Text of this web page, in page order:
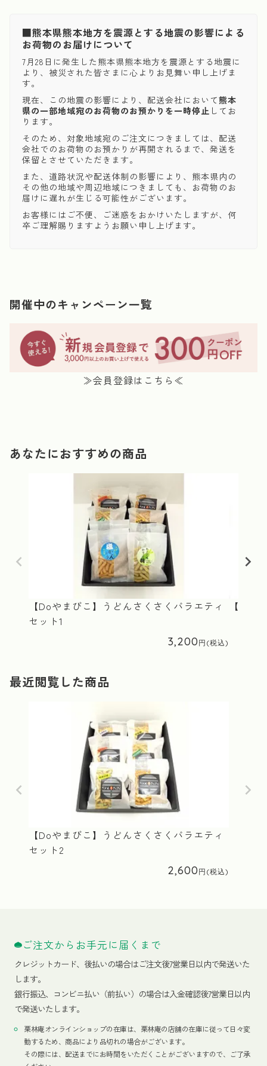
■熊本県熊本地方を震源とする地震の影響による
お荷物のお届けについて
7月28日に発生した熊本県熊本地方を震源とする地震に
より、被災された皆さまに心よりお見舞い申し上げま
す。
現在、この地震の影響により、配送会社において熊本
県の一部地域宛のお荷物のお預かりを一時停止 してお
ります。
そのため、対象地域宛のご注文につきましては、配送
会社でのお荷物のお預かりが再開されるまで、発送を
保留とさせていただきます。
また、道路状況や配送体制の影響により、熊本県内の
その他の地域や周辺地域につきましても、お荷物のお
届けに遅れが生じる可能性がございます。
お客様にはご不便、ご迷惑をおかけいたしますが、何
卒ご理解賜りますようお願い申し上げます。
開催中のキャンペーン一覧
≫会員登録はこちら≪
あなたにおすすめの商品
【Doやまびこ】うどんさくさくバラエティ
セット1
3,200
【Do
最近閲覧した商品
【Doやまびこ】うどんさくさくバラエティ
セット2
2,600
ご注文からお手元に届くまで
クレジットカード、 後払いの場合はご注文後7営業日以内で発送いた
します。
銀行振込、コンビニ払い（前払い）の場合は入金確認後7営業日以内
で発送いたします。
栗林庵オンラインショップの在庫は、栗林庵の店舗の在庫に従って日々変
動するため、商品により品切れの場合がございます。
その際には、配送までにお時間をいただくことがございますので、ご了承